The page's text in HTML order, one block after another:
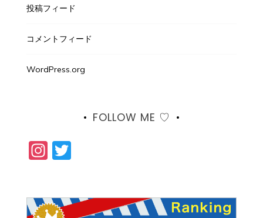
投稿フィード
コメントフィード
WordPress.org
FOLLOW ME ♡
Instagram
Twitter